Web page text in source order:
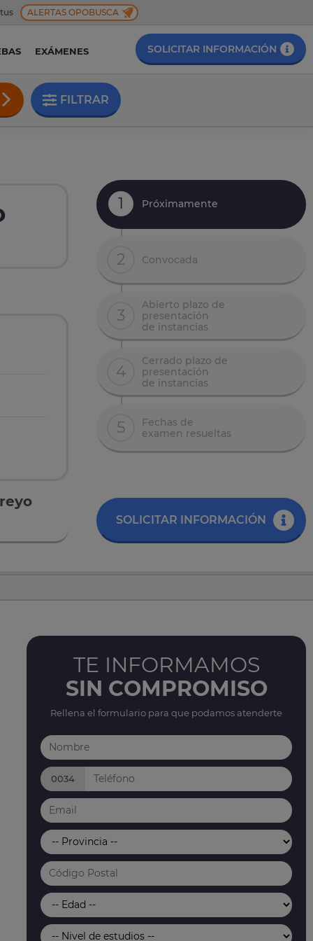
ALERTAS OPOBUSCA
EXÁMENES SOLICITAR INFORMACIÓN
FILTRAR
1 Próximamente
2 Convocada
3
Abierto plazo de
presentación
de instancias
4
Cerrado plazo de
presentación
de instancias
5
Fechas de
examen resueltas
SOLICITAR INFORMACIÓN
TE INFORMAMOS
SIN COMPROMISO
Rellena el formulario para que podamos atenderte
0034